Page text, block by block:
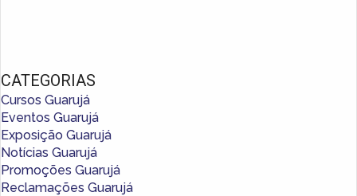
CATEGORIAS
Cursos Guarujá
Eventos Guarujá
Exposição Guarujá
Notícias Guarujá
Promoções Guarujá
Reclamações Guarujá